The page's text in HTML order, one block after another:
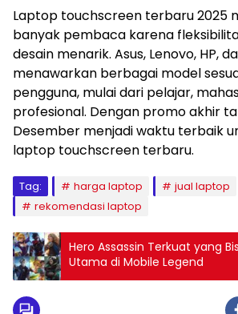
Laptop touchscreen terbaru 2025
banyak pembaca karena
desain menarik. Asus, Lenovo, HP,
menawarkan berbagai model
pengguna, mulai dari pelajar,
profesional. Dengan promo akhir
Desember menjadi waktu terbaik
laptop touchscreen terbaru.
Tag: harga laptop
jual laptop
rekomendasi laptop
Hero Assassin Terkuat yang
Utama di Mobile Legend